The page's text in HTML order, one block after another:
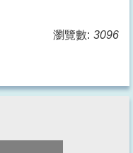
瀏覽數: 3096